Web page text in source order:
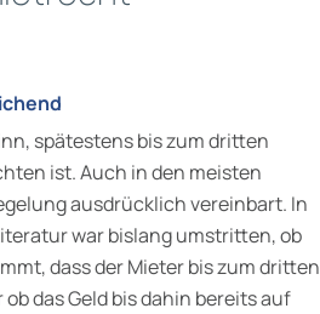
spätestens bis zum dritten
ist. Auch in den meisten
ausdrücklich vereinbart. In
war bislang umstritten, ob
dass der Mieter bis zum dritten
das Geld bis dahin bereits auf